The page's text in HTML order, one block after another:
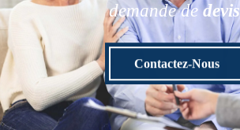
demande de devis
Contactez-Nous